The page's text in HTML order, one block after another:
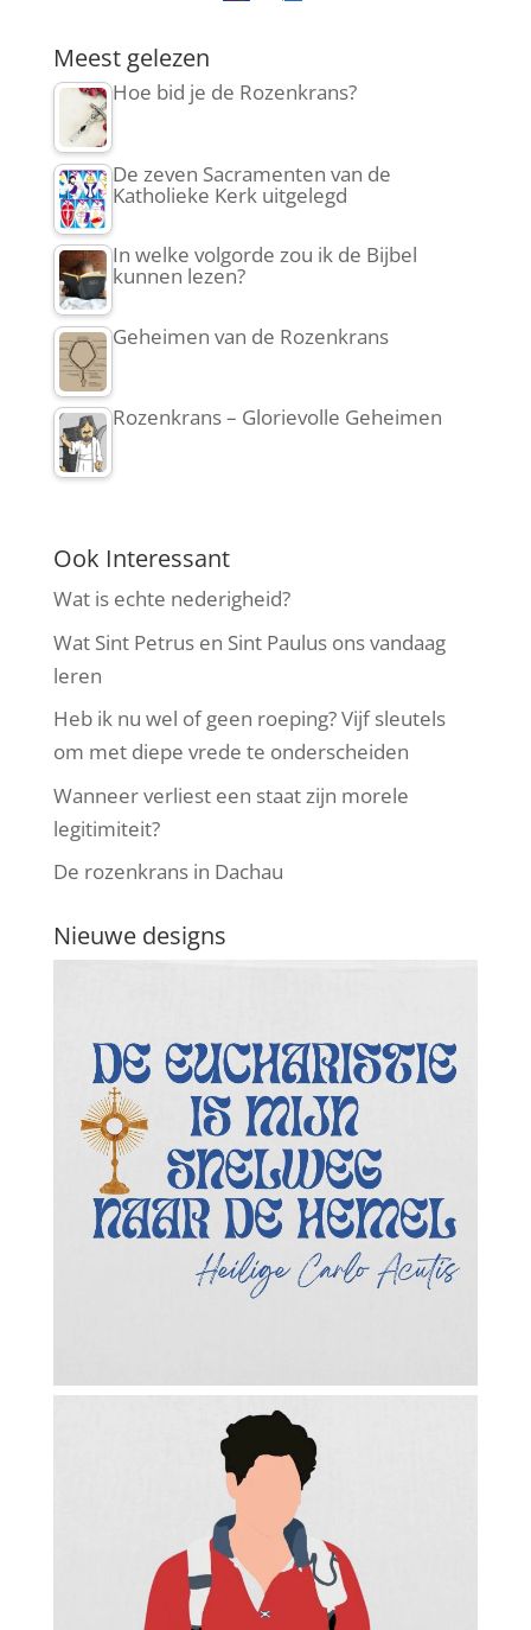
Meest gelezen
Hoe bid je de Rozenkrans?
De zeven Sacramenten van de
Katholieke Kerk uitgelegd
In welke volgorde zou ik de Bijbel
kunnen lezen?
Geheimen van de Rozenkrans
Rozenkrans – Glorievolle Geheimen
Ook Interessant
Wat is echte nederigheid?
Wat Sint Petrus en Sint Paulus ons vandaag
leren
Heb ik nu wel of geen roeping? Vijf sleutels
om met diepe vrede te onderscheiden
Wanneer verliest een staat zijn morele
legitimiteit?
De rozenkrans in Dachau
Nieuwe designs